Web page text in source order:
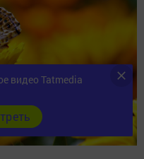
видео Tatmedia